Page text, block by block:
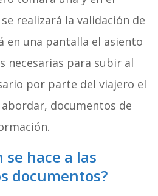
realizará la validación de
en una pantalla el asiento
necesarias para subir al
por parte del viajero el
documentos de
se hace a las
documentos?